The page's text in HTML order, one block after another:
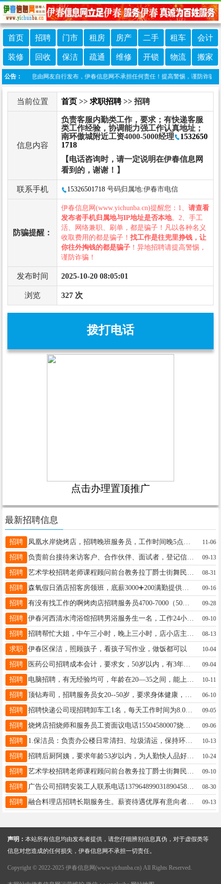
首页 招聘 门市 租房 房产 二手 租车 会计
装修 回收 保洁 疏通 维修 开锁 物流 搬家
公告：
本栏目信息由网友自行发布，伊春信息网不承担任何责任！提高警惕，谨防诈骗！
当前位置 首页 >> 求职招聘>> 招聘
信息内容
负责客服内勤类工作，要求；有快递客服
类工作经验，协调能力强工作认真地址；
南环傲城附近工资4000-5000经理
1532650
1718
【电话咨询时，请一定说明在伊春信息网
看到的，谢谢！】
联系手机 15326501718 号码归属地:伊春市电信
防骗提醒：
伊春信息网(www.yichunba.cn)提醒您：1、 请查看
发布者手机归属地与IP地址是否本地。2、手工
活、网络兼职、刷单，都是骗子！凡以各种名义
收取费用的都是骗子！ 找工作是往兜里挣钱，让
你往外掏钱的都是骗子 ！异地招聘请提高警惕，
谨防诈骗！
发布时间 2025-10-20 08:05:01
浏览 327 次
拨打电话
点击办理置顶推广
最新招聘信息
招聘 11-06
招聘 负责前台接待来访客户、合作伙伴、面试者，登记信息并通知被访人员；解公司主要产品或服务，以便向访客简单介绍；办公用品管理与申领；30周岁以内，专科以上工作经验，转正交五险一金王女士13766759202 09-13
招聘 08-31
招聘 森氧假日酒店招客房领班，底薪3000➕200满勤提供三餐王女士18504582888 09-16
招聘 有没有找工作的啊烤肉店招聘服务员4700-7000（50以下女士，长期，干净利索，服从分配）电话18045800187冬18045800187 09-28
招聘 伊春河西清水湾浴馆招聘男浴服务生一名，工作24小时休息24小时，供两餐，要求身体健康的，责任心强的，工资2700元。有经验者优先。张女士18645839990 09-10
招聘 08-13
求职 伊春区保洁，照顾孩子，看孩子写作业，做饭都可以 10-04
招聘 医药公司招聘成本会计，要求女，50岁以内，有3年以上财务经验，能熟练使用办公软件及财务软件。月休四天，节假日带薪串休。可交保险。薪资面议。有意者联系于：13352580127于13352580127 09-04
招聘 10-11
招聘 06-10
招聘 招聘快递公司现招聘卸车工1名，每天工作时间为8.00-12.00，另招聘长工4名，底薪+满勤，有意向者电联：18324689991（请打此电话号）助理19815593613 09-05
招聘 烧烤店招烧师和服务员工资面议电话15504580007烧烤店15504580007 09-06
招聘 1.保洁员：负责办公楼日常清扫、垃圾清运，保持环境干净。要求能吃苦、有责任心，新手可教。工作时间规律，待遇稳定。2.门卫安保：负责单位出入口值守、访客登记。身体健康、沟通顺畅，有安保经验者优先。工作环境安全。褚女士15246915181 10-13
招聘 招聘后厨阿姨，要求年龄53岁以内，为人勤快人品好，爱干净，短期勿扰，上班时间7:30-14:30乐乐茶18345873369 10-24
招聘 09-10
招聘 广告公司招聘安装工人联系电话1379648990318904584588工作不复杂有时需要再嘉荫有时候需要再伊春孙明哲13796489903 08-30
招聘 融合料理店招聘长期服务生。薪资待遇优厚有意向者联系陈18445821733 09-13
声明： 本站所有信息均由发布者提供，请您仔细辨别信息真伪，对于虚假类等
信息对您造成的任何损失，伊春信息网不承担一切责任。
Copyright © 2022-2025 伊春信息网(www.yichunba.cn) All Rights Reserved.